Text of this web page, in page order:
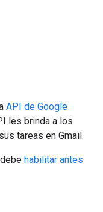
API de Google
les brinda a los
tareas en Gmail.
habilitar antes